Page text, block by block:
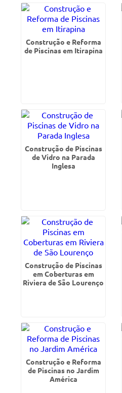
Construção e Reforma
de Piscinas em Itirapina
Construção de Piscinas
de Vidro na Parada
Inglesa
Construção de Piscinas
em Coberturas em
Riviera de São Lourenço
Construção e Reforma
de Piscinas no Jardim
América